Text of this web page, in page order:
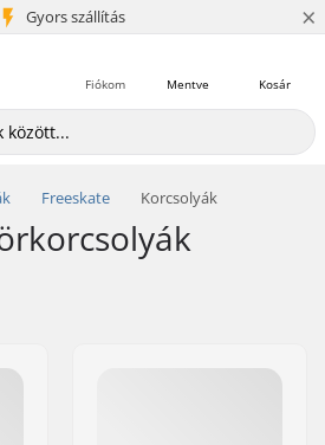
Gyors szállítás
5+ millió ügyfél ×
Kosár
Mentve
Fiókom
Freeskate Korcsolyák